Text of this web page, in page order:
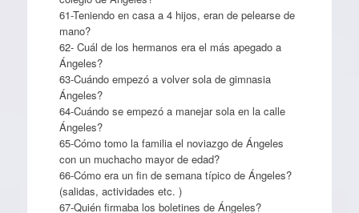
61-Teniendo en casa a 4 hijos, eran de pelearse de
mano?
62- Cuál de los hermanos era el más apegado a
Ángeles?
63-Cuándo empezó a volver sola de gimnasia
Ángeles?
64-Cuándo se empezó a manejar sola en la calle
Ángeles?
65-Cómo tomo la familia el noviazgo de Ángeles
con un muchacho mayor de edad?
66-Cómo era un fin de semana típico de Ángeles?
(salidas, actividades etc. )
67-Quién firmaba los boletines de Ángeles?